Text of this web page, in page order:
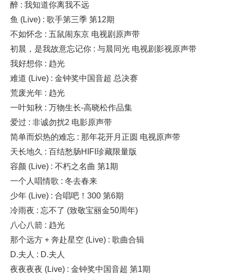
醉 : 我知道你离我不远
鱼 (Live) : 歌手第三季 第12期
不如怀念 : 五鼠闹东京 电视剧原声带
初晨，是我故意忘记你 : 与晨同光 电视剧影视原声带
我好想你 : 趋光
难道 (Live) : 金钟奖中国音超 总决赛
荒废光年 : 趋光
一叶知秋 : 万物生长-高晓松作品集
爱过 : 非诚勿扰2 电影原声带
简单而炽热的难忘 : 那年花开月正圆 电视原声带
天长地久 : 百结愁肠HIFI珍藏限量版
容颜 (Live) : 不朽之名曲 第1期
一个人唱情歌 : 冬去春来
少年 (Live) : 合唱吧！300 第6期
冷雨夜 : 忘不了 (致敬宝丽金50周年)
八心八箭 : 趋光
那个远方 + 奔赴星空 (Live) : 歌曲合辑
D.夫人 : D.夫人
夜夜夜夜 (Live) : 金钟奖中国音超 第1期